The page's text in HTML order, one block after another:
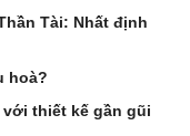
Tài: Nhất định
hoà?
thiết kế gần gũi